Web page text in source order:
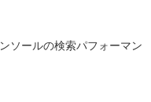
ソールの検索パフォーマン